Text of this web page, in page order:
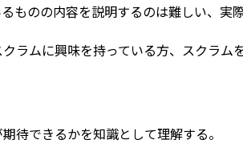
ものの内容を説明するのは難しい、実
ラムに興味を持っている方、スクラム
待できるかを知識として理解する。